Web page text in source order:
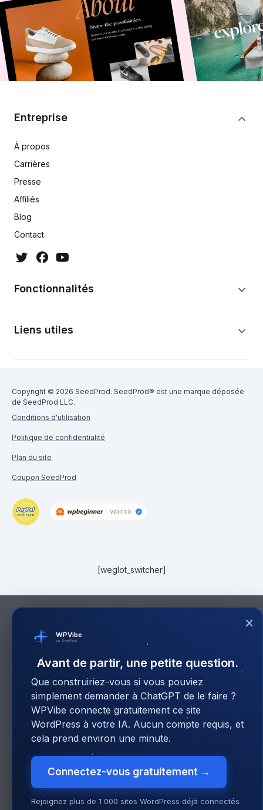
Entreprise
À propos
Carrières
Presse
Affiliés
Blog
Contact
Fonctionnalités
Liens utiles
Copyright © 2026 SeedProd. SeedProd® est une marque déposée
de SeedProd LLC.
Conditions d'utilisation
Politique de confidentialité
Plan du site
Coupon SeedProd
[weglot_switcher]
×
WPVibe
par SeedProd
Avant de partir, une petite question.
Que construiriez-vous si vous pouviez
simplement demander à ChatGPT de le faire ?
WPVibe connecte gratuitement ce site
WordPress à votre IA. Aucun compte requis, et
cela prend environ une minute.
Connectez-vous gratuitement →
Rejoignez plus de 1 000 sites WordPress déjà connectés